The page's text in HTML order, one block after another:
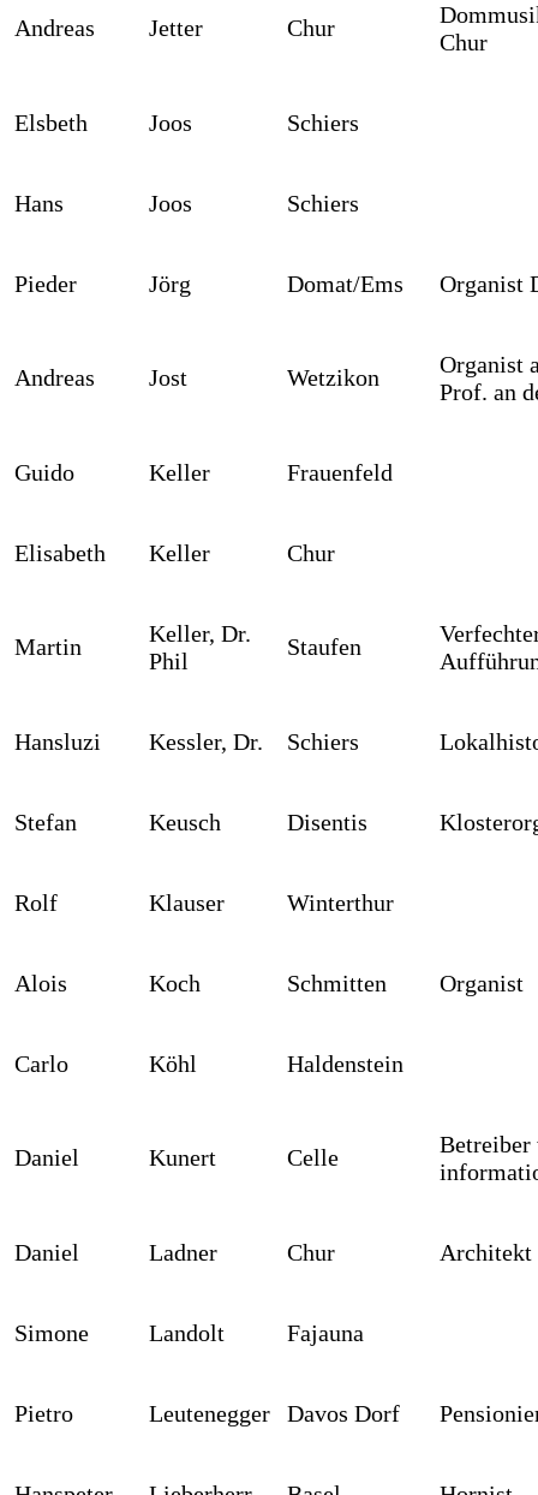
Andreas Jetter Chur
Chur
Elsbeth Joos Schiers
Hans Joos Schiers
Pieder Jörg Domat/Ems Organist
Andreas Jost Wetzikon
Organist
Prof. an
Guido Keller Frauenfeld
Elisabeth Keller Chur
Martin
Keller, Dr.
Phil
Staufen
Hansluzi Kessler, Dr. Schiers
Stefan Keusch Disentis
Rolf Klauser Winterthur
Alois Koch Schmitten Organist
Carlo Köhl Haldenstein
Daniel Kunert Celle
Betreiber
Daniel Ladner Chur Architekt
Simone Landolt Fajauna
Pietro Leutenegger Davos Dorf